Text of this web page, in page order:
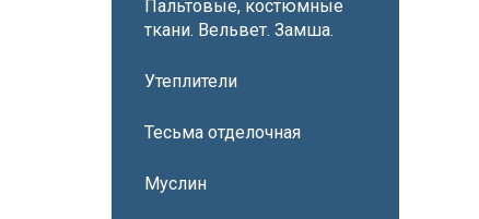
Пальтовые, костюмные
ткани. Вельвет. Замша.
Утеплители
Тесьма отделочная
Муслин